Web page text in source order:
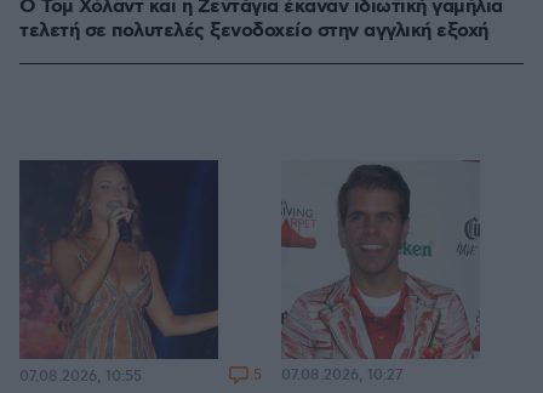
O Τομ Χόλαντ και η Ζεντάγια έκαναν ιδιωτική γαμήλια
τελετή σε πολυτελές ξενοδοχείο στην αγγλική εξοχή
07.08.2026, 10:55 5 07.08.2026, 10:27